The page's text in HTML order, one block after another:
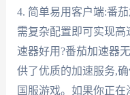
4. 简单易用客户端:番
需复杂配置即可实现高
速器好用?番茄加速器
供了优质的加速服务,
国服游戏。如果你正